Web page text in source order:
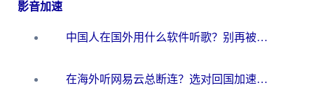
影音加速
中国人在国外用什么软件听歌？别再被地域限制卡脖子，这篇教你轻松解锁国内音乐库
在海外听网易云总断连？选对回国加速器，告别地区限制和卡顿